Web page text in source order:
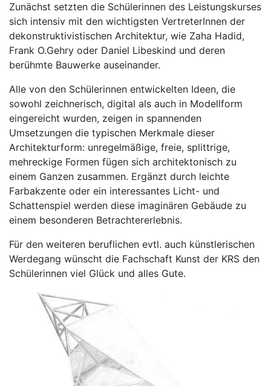
Zunächst setzten die Schülerinnen des Leistungskurses
sich intensiv mit den wichtigsten VertreterInnen der
dekonstruktivistischen Architektur, wie Zaha Hadid,
Frank O.Gehry oder Daniel Libeskind und deren
berühmte Bauwerke auseinander.
Alle von den Schülerinnen entwickelten Ideen, die
sowohl zeichnerisch, digital als auch in Modellform
eingereicht wurden, zeigen in spannenden
Umsetzungen die typischen Merkmale dieser
Architekturform: unregelmäßige, freie, splittrige,
mehreckige Formen fügen sich architektonisch zu
einem Ganzen zusammen. Ergänzt durch leichte
Farbakzente oder ein interessantes Licht- und
Schattenspiel werden diese imaginären Gebäude zu
einem besonderen Betrachtererlebnis.
Für den weiteren beruflichen evtl. auch künstlerischen
Werdegang wünscht die Fachschaft Kunst der KRS den
Schülerinnen viel Glück und alles Gute.